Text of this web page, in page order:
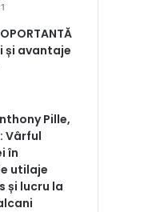
și avantaje
Pille,
Vârful
în
utilaje
și lucru la